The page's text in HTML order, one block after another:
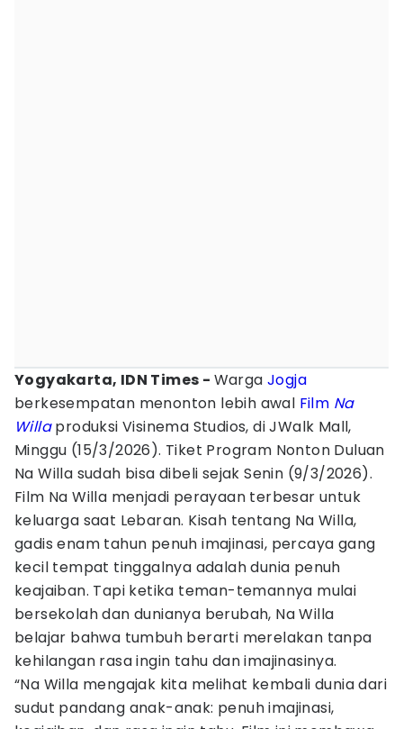
Yogyakarta, IDN Times - WargaJogja
berkesempatan menonton lebih awal Film Na
Willa produksi Visinema Studios, di JWalk Mall,
Minggu (15/3/2026). Tiket Program Nonton Duluan
Na Willa sudah bisa dibeli sejak Senin (9/3/2026).
Film Na Willa menjadi perayaan terbesar untuk
keluarga saat Lebaran. Kisah tentang Na Willa,
gadis enam tahun penuh imajinasi, percaya gang
kecil tempat tinggalnya adalah dunia penuh
keajaiban. Tapi ketika teman-temannya mulai
bersekolah dan dunianya berubah, Na Willa
belajar bahwa tumbuh berarti merelakan tanpa
kehilangan rasa ingin tahu dan imajinasinya.
“Na Willa mengajak kita melihat kembali dunia dari
sudut pandang anak-anak: penuh imajinasi,